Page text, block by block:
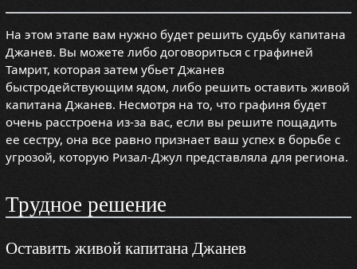
На этом этапе вам нужно будет решить судьбу капитана
Джанев. Вы можете либо договориться с графиней
Тамрит, которая затем убьет Джанев
быстродействующим ядом, либо решить оставить живой
капитана Джанев. Несмотря на то, что графиня будет
очень расстроена из-за вас, если вы решите пощадить
ее сестру, она все равно признает ваш успех в борьбе с
угрозой, которую Ризал-Джул представляла для региона.
Трудное решение
Оставить живой капитана Джанев